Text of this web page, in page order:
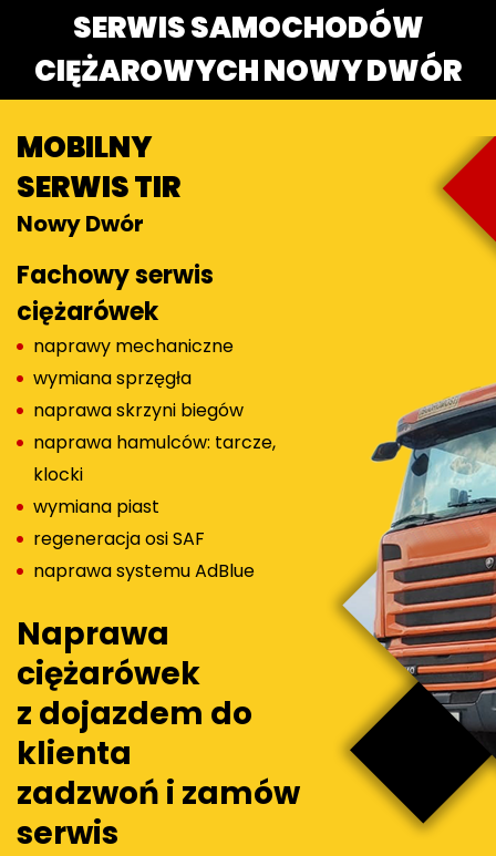
SERWIS SAMOCHODÓW
CIĘŻAROWYCH NOWY DWÓR
MOBILNY
SERWIS TIR
Nowy Dwór
Fachowy serwis
ciężarówek
naprawy mechaniczne
wymiana sprzęgła
naprawa skrzyni biegów
naprawa hamulców: tarcze,
klocki
wymiana piast
regeneracja osi SAF
naprawa systemu AdBlue
Naprawa
ciężarówek
z dojazdem do
klienta
zadzwoń i zamów
serwis